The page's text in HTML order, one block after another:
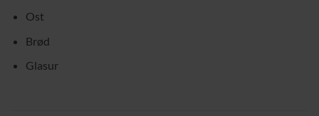
Ost
Brød
Glasur